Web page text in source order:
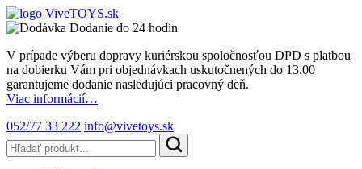
Dodanie do 24 hodín
V prípade výberu dopravy kuriérskou spoločnosťou DPD s platbou
na dobierku Vám pri objednávkach uskutočnených do 13.00
garantujeme dodanie nasledujúci pracovný deň.
Viac informácií…
052/77 33 222 info@vivetoys.sk